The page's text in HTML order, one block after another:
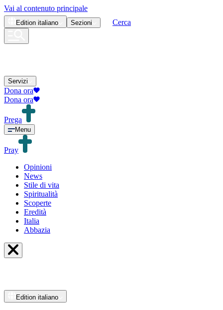
Vai al contenuto principale
Edition italiano Sezioni Cerca
Servizi
Dona ora
Dona ora
Prega
Menu
Pray
Opinioni
News
Stile di vita
Spiritualità
Scoperte
Eredità
Italia
Abbazia
Edition italiano